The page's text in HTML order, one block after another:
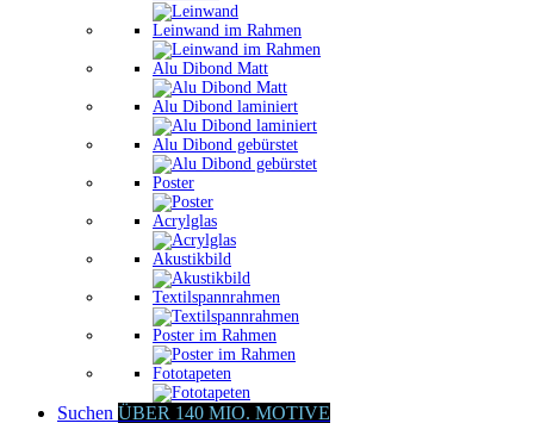
Leinwand im Rahmen
Alu Dibond Matt
Alu Dibond laminiert
Alu Dibond gebürstet
Poster
Acrylglas
Akustikbild
Textilspannrahmen
Poster im Rahmen
Fototapeten
Suchen ÜBER 140 MIO. MOTIVE